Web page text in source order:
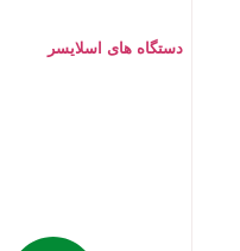
دستگاه های اسلایسر